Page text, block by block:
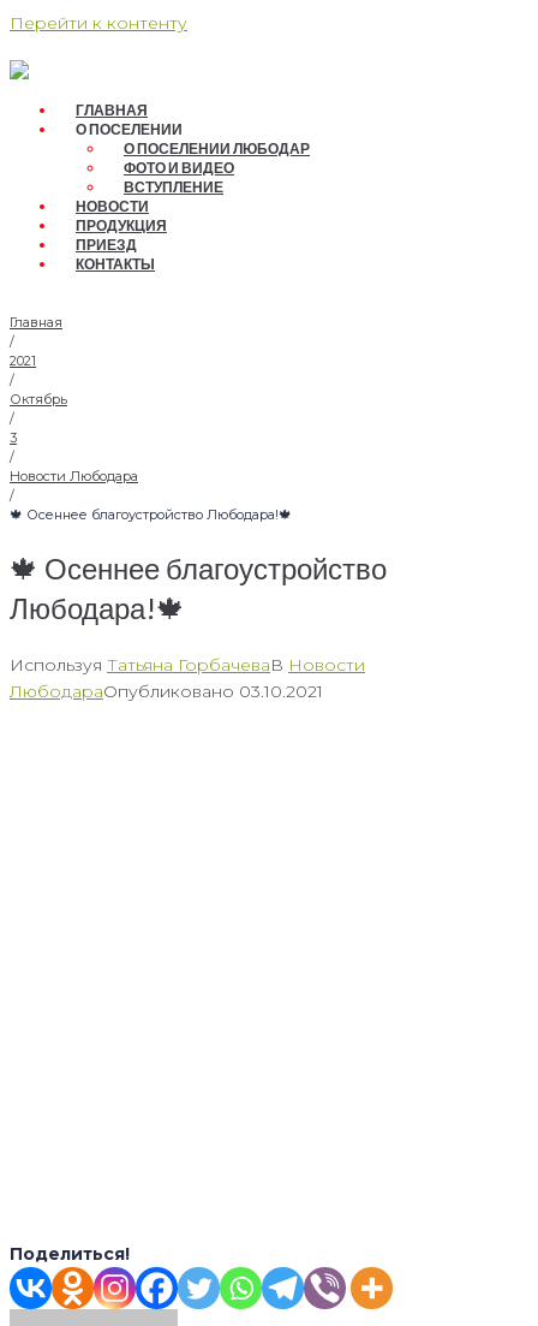
Перейти к контенту
ГЛАВНАЯ
О ПОСЕЛЕНИИ
О ПОСЕЛЕНИИ ЛЮБОДАР
ФОТО И ВИДЕО
ВСТУПЛЕНИЕ
НОВОСТИ
ПРОДУКЦИЯ
ПРИЕЗД
КОНТАКТЫ
Главная
/
2021
/
Октябрь
/
3
/
Новости Любодара
/
🍁 Осеннее благоустройство Любодара!🍁
🍁 Осеннее благоустройство
Любодара!🍁
Используя Татьяна ГорбачеваВ Новости
ЛюбодараОпубликовано 03.10.2021
Поделиться!